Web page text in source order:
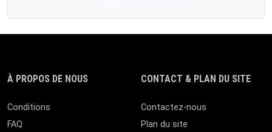
À PROPOS DE NOUS
Conditions
FAQ
CONTACT & PLAN DU SITE
Contactez-nous
Plan du site